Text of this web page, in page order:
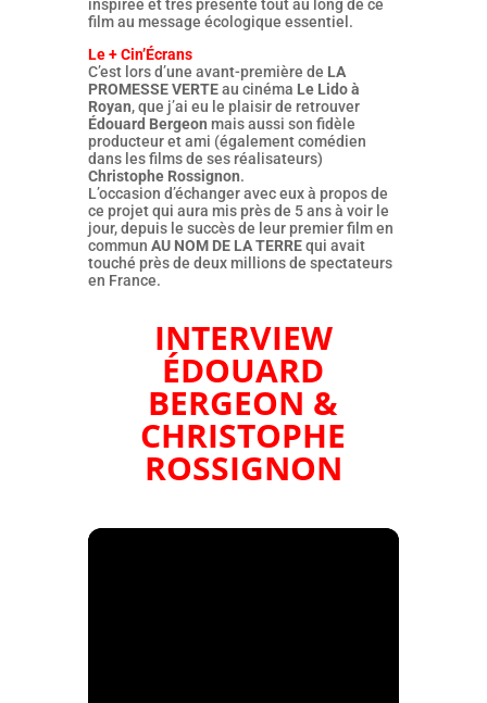
inspirée et très présente tout au long de ce
film au message écologique essentiel.
Le + Cin’Écrans
C’est lors d’une avant-première de LA
PROMESSE VERTEau cinéma Le Lido à
Royan, que j’ai eu le plaisir de retrouver
Édouard Bergeon mais aussi son fidèle
producteur et ami (également comédien
dans les films de ses réalisateurs)
Christophe Rossignon.
L’occasion d’échanger avec eux à propos de
ce projet qui aura mis près de 5 ans à voir le
jour, depuis le succès de leur premier film en
commun AU NOM DE LA TERREqui avait
touché près de deux millions de spectateurs
en France.
INTERVIEW
ÉDOUARD
BERGEON &
CHRISTOPHE
ROSSIGNON